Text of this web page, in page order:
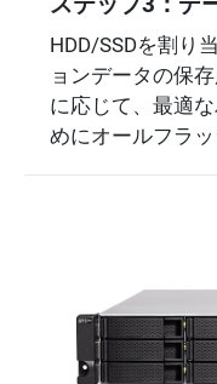
HDD/SSDを割り
ョンデータの保
に応じて、最適
めにオールフラ